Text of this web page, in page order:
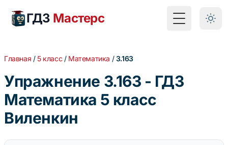
ГДЗ Мастерс Toggle Menu
Главная / 5 класс / Математика /3.163
Упражнение 3.163 - ГДЗ
Математика 5 класс
Виленкин